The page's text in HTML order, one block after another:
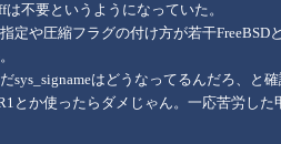
不要というようになっていた。
定や圧縮フラグの付け方が若干
sys_signameはどうなってるんだろ、と
とか使ったらダメじゃん。一応苦労し